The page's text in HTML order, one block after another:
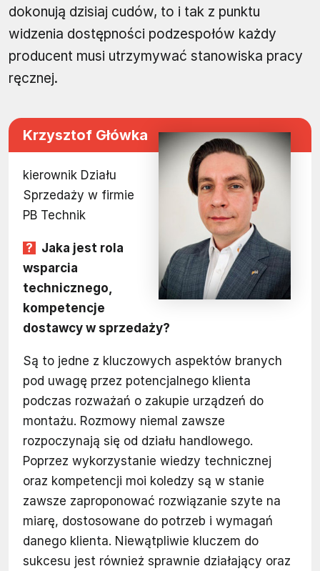
dokonują dzisiaj cudów, to i tak z punktu
widzenia dostępności podzespołów każdy
producent musi utrzymywać stanowiska pracy
ręcznej.
Krzysztof Główka
kierownik Działu
Sprzedaży w firmie
PB Technik
Jaka jest rola
wsparcia
technicznego,
kompetencje
dostawcy w sprzedaży?
Są to jedne z kluczowych aspektów branych
pod uwagę przez potencjalnego klienta
podczas rozważań o zakupie urządzeń do
montażu. Rozmowy niemal zawsze
rozpoczynają się od działu handlowego.
Poprzez wykorzystanie wiedzy technicznej
oraz kompetencji moi koledzy są w stanie
zawsze zaproponować rozwiązanie szyte na
miarę, dostosowane do potrzeb i wymagań
danego klienta. Niewątpliwie kluczem do
sukcesu jest również sprawnie działający oraz